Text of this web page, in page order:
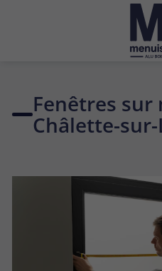
Fenêtres sur
Châlette-